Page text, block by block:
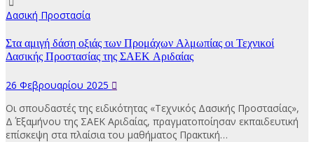
Δασική Προστασία
Στα αμιγή δάση οξιάς των Προμάχων Αλμωπίας οι Τεχνικοί
Δασικής Προστασίας της ΣΑΕΚ Αριδαίας
26 Φεβρουαρίου 2025
Οι σπουδαστές της ειδικότητας «Τεχνικός Δασικής Προστασίας»,
Δ΄ Εξαμήνου της ΣΑΕΚ Αριδαίας, πραγματοποίησαν εκπαιδευτική
επίσκεψη στα πλαίσια του μαθήματος Πρακτική…